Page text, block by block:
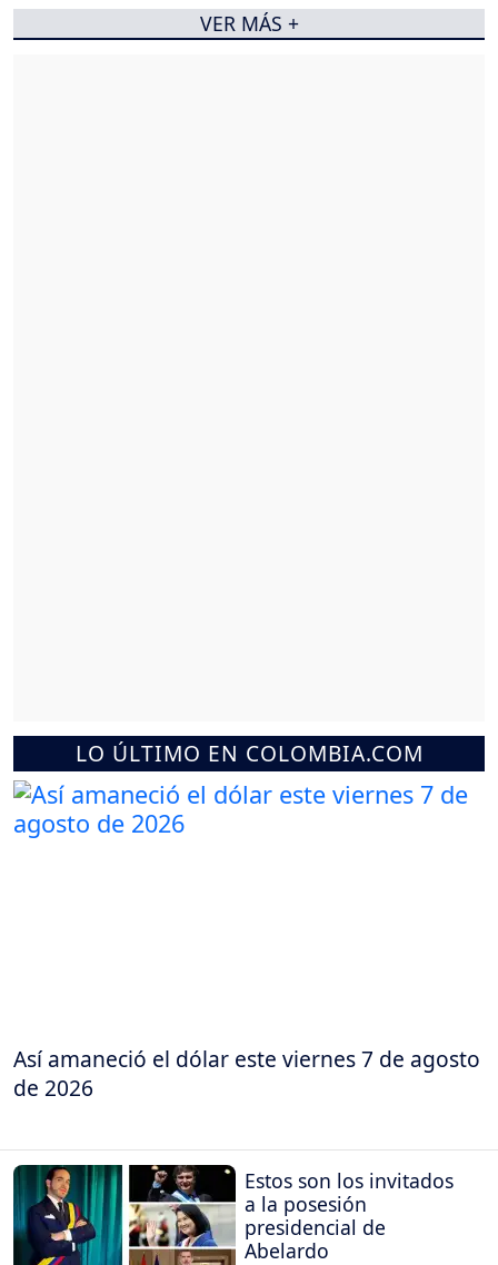
LO ÚLTIMO EN COLOMBIA.COM
Así amaneció el dólar este viernes 7 de agosto
de 2026
Estos son los invitados
a la posesión
presidencial de
Abelardo
VER MÁS +